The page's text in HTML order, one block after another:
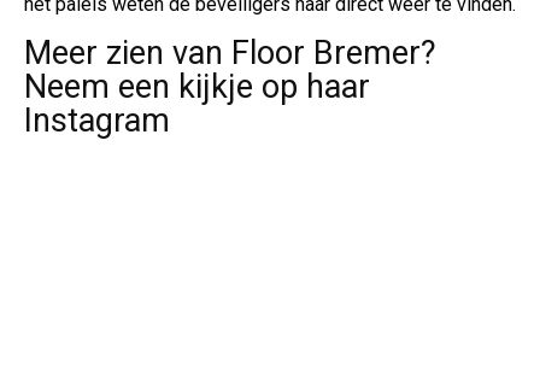
Meer zien van Floor Bremer?
Neem een kijkje op haar
Instagram